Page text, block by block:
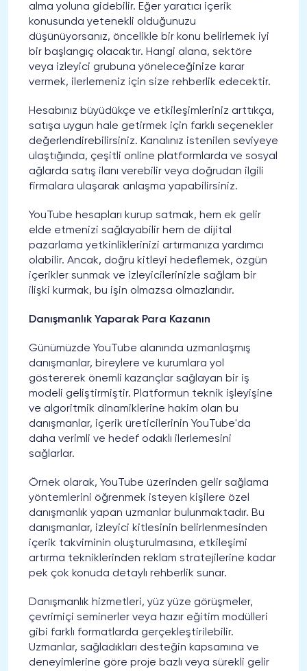
alma yoluna gidebilir. Eğer yaratıcı içerik
konusunda yetenekli olduğunuzu
düşünüyorsanız, öncelikle bir konu belirlemek iyi
bir başlangıç olacaktır. Hangi alana, sektöre
veya izleyici grubuna yöneleceğinize karar
vermek, ilerlemeniz için size rehberlik edecektir.
Hesabınız büyüdükçe ve etkileşimleriniz arttıkça,
satışa uygun hale getirmek için farklı seçenekler
değerlendirebilirsiniz. Kanalınız istenilen seviyeye
ulaştığında, çeşitli online platformlarda ve sosyal
ağlarda satış ilanı verebilir veya doğrudan ilgili
firmalara ulaşarak anlaşma yapabilirsiniz.
YouTube hesapları kurup satmak, hem ek gelir
elde etmenizi sağlayabilir hem de dijital
pazarlama yetkinliklerinizi artırmanıza yardımcı
olabilir. Ancak, doğru kitleyi hedeflemek, özgün
içerikler sunmak ve izleyicilerinizle sağlam bir
ilişki kurmak, bu işin olmazsa olmazlarıdır.
Danışmanlık Yaparak Para Kazanın
Günümüzde YouTube alanında uzmanlaşmış
danışmanlar, bireylere ve kurumlara yol
göstererek önemli kazançlar sağlayan bir iş
modeli geliştirmiştir. Platformun teknik işleyişine
ve algoritmik dinamiklerine hakim olan bu
danışmanlar, içerik üreticilerinin YouTube'da
daha verimli ve hedef odaklı ilerlemesini
sağlarlar.
Örnek olarak, YouTube üzerinden gelir sağlama
yöntemlerini öğrenmek isteyen kişilere özel
danışmanlık yapan uzmanlar bulunmaktadır. Bu
danışmanlar, izleyici kitlesinin belirlenmesinden
içerik takviminin oluşturulmasına, etkileşimi
artırma tekniklerinden reklam stratejilerine kadar
pek çok konuda detaylı rehberlik sunar.
Danışmanlık hizmetleri, yüz yüze görüşmeler,
çevrimiçi seminerler veya hazır eğitim modülleri
gibi farklı formatlarda gerçekleştirilebilir.
Uzmanlar, sağladıkları desteğin kapsamına ve
deneyimlerine göre proje bazlı veya sürekli gelir